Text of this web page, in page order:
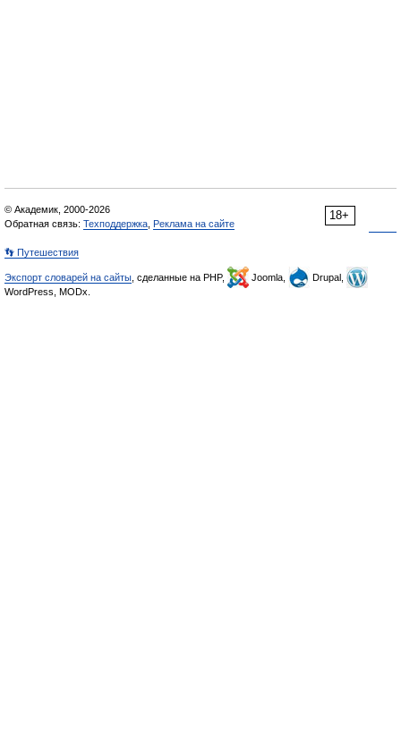
18+
© Академик, 2000-2026
Обратная связь: Техподдержка Реклама на сайте
👣 Путешествия
Экспорт словарей на сайты , сделанные на PHP, Joomla,
Drupal,
WordPress, MODx.